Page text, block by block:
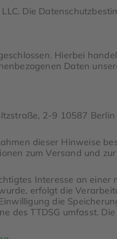
Die
Hierbei
Daten
2-9 10587
dieser Hinweise
zum Versand und
Interesse an einer
erfolgt die
die
des TTDSG umfasst.